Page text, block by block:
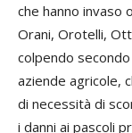
che hanno invaso
Orani, Orotelli,
colpendo
aziende agricole,
di necessità di
i danni ai pascoli